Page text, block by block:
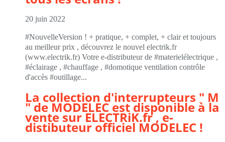
20 juin 2022
#NouvelleVersion ! + pratique, + complet, + clair et toujours
au meilleur prix , découvrez le nouvel electrik.fr
(www.electrik.fr) Votre e-distributeur de #materielélectrique ,
#éclairage , #chauffage , #domotique ventilation contrôle
d'accès #outillage...
La collection d'interrupteurs " M
" de MODELEC est disponible à la
vente sur ELECTRiK.fr , e-
distibuteur officiel MODELEC !